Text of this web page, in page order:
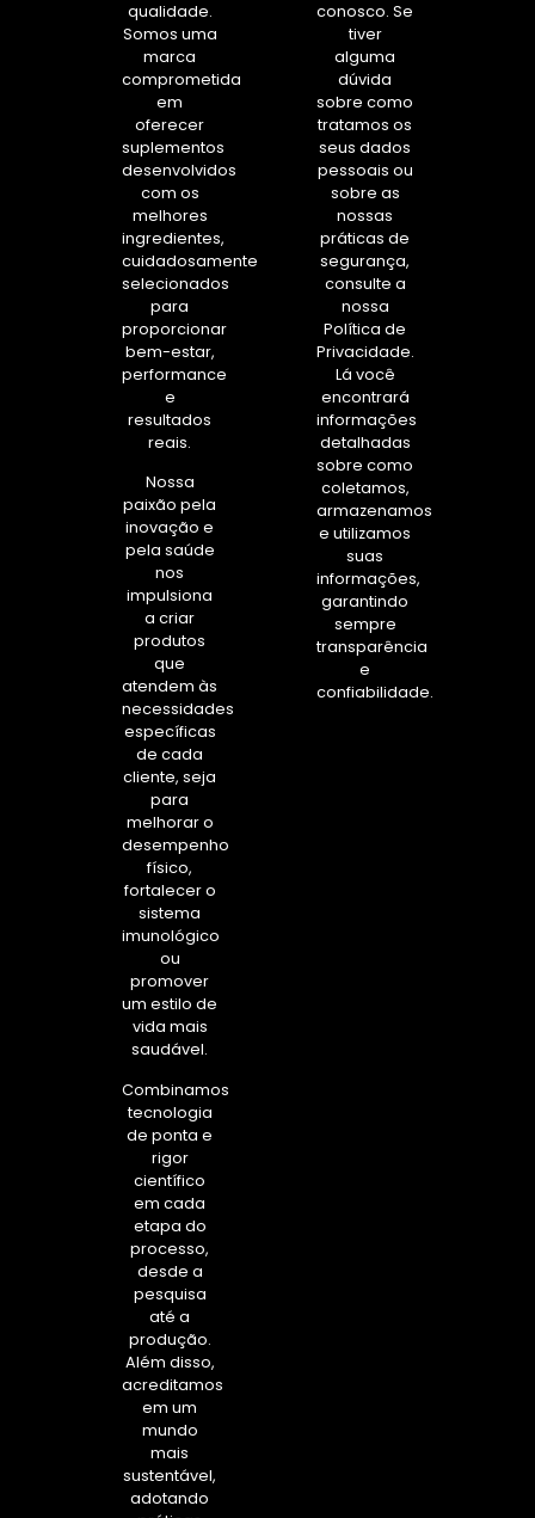
qualidade.
Somos uma
marca
comprometida
em
oferecer
suplementos
desenvolvidos
com os
melhores
ingredientes,
cuidadosamente
selecionados
para
proporcionar
bem-estar,
performance
e
resultados
reais.
Nossa
paixão pela
inovação e
pela saúde
nos
impulsiona
a criar
produtos
que
atendem às
necessidades
específicas
de cada
cliente, seja
para
melhorar o
desempenho
físico,
fortalecer o
sistema
imunológico
ou
promover
um estilo de
vida mais
saudável.
Combinamos
tecnologia
de ponta e
rigor
científico
em cada
etapa do
processo,
desde a
pesquisa
até a
produção.
Além disso,
acreditamos
em um
mundo
mais
sustentável,
adotando
conosco. Se
tiver
alguma
dúvida
sobre como
tratamos os
seus dados
pessoais ou
sobre as
nossas
práticas de
segurança,
consulte a
nossa
Política de
Privacidade.
Lá você
encontrará
informações
detalhadas
sobre como
coletamos,
armazenamos
e utilizamos
suas
informações,
garantindo
sempre
transparência
e
confiabilidade.